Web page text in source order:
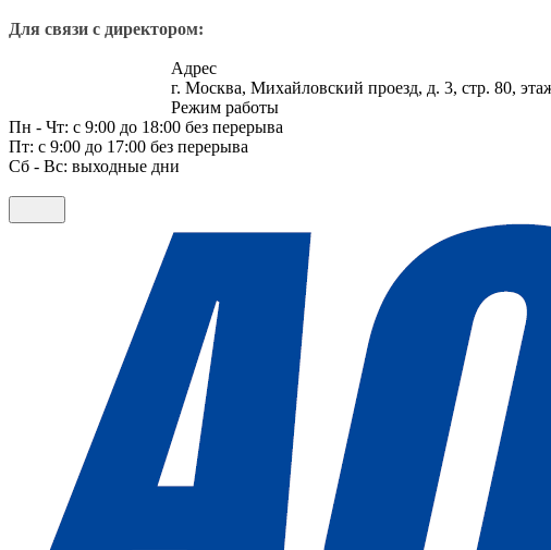
Для связи с директором:
Адрес
г. Москва, Михайловский проезд, д. 3, стр. 80,
Режим работы
Пн - Чт: с 9:00 до 18:00 без перерыва
Пт: с 9:00 до 17:00 без перерыва
Сб - Вс: выходные дни